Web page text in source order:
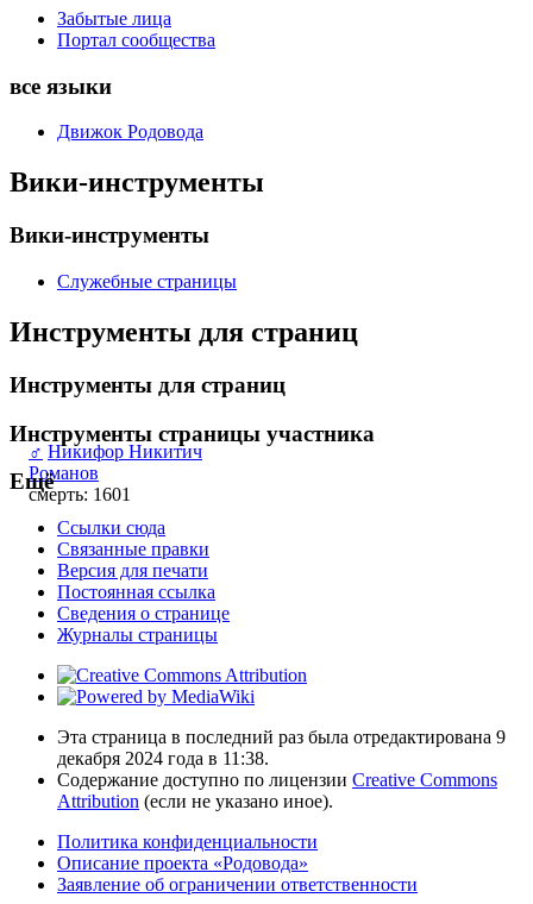
♂ Никифор Никитич
Романов
смерть: 1601
Забытые лица
Портал сообщества
все языки
Движок Родовода
Вики-инструменты
Вики-инструменты
Служебные страницы
Инструменты для страниц
Инструменты для страниц
Инструменты страницы участника
Ещё
Ссылки сюда
Связанные правки
Версия для печати
Постоянная ссылка
Сведения о странице
Журналы страницы
Эта страница в последний раз была отредактирована 9
декабря 2024 года в 11:38.
Содержание доступно по лицензии Creative Commons
Attribution (если не указано иное).
Политика конфиденциальности
Описание проекта «Родовода»
Заявление об ограничении ответственности